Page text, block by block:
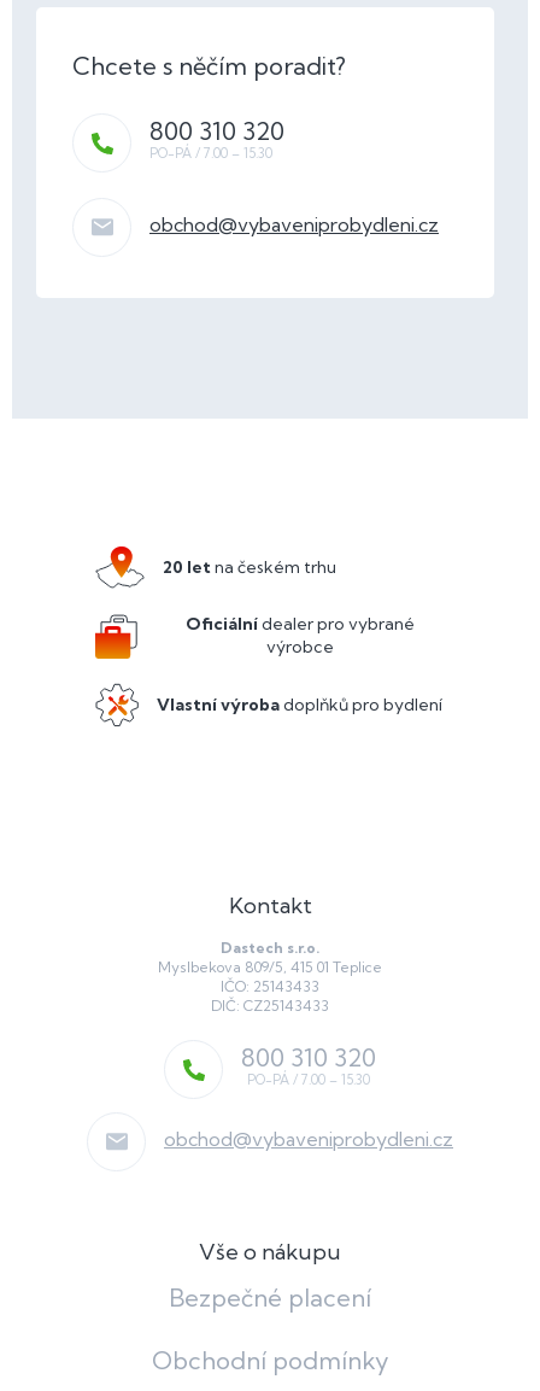
obchod@vybaveniprobydleni.cz
800 310 320
20 letna českém trhu
Oficiálnídealer pro vybrané
výrobce
Vlastní výrobadoplňků pro bydlení
Kontakt
Dastech s.r.o.
Myslbekova 809/5, 415 01 Teplice
IČO: 25143433
DIČ: CZ25143433
obchod@vybaveniprobydleni.cz
800 310 320
Vše o nákupu
Bezpečné placení
Obchodní podmínky